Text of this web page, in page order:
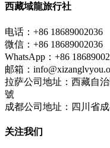
西藏域龍旅行社
电话：+86 18689002036
微信：+86 18689002036
WhatsApp：+86
邮箱：
拉萨公司地址：西藏自
號
成都公司地址：四川省
关注我们